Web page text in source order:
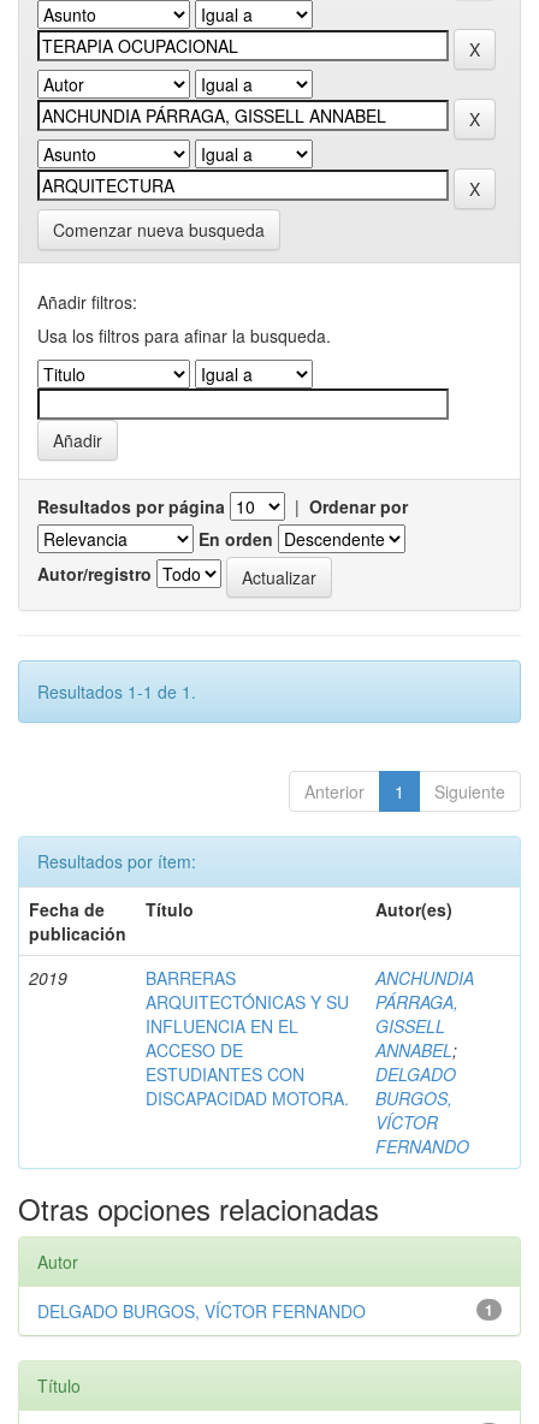
Comenzar nueva busqueda
Añadir filtros:
Usa los filtros para afinar la busqueda.
Resultados por página | Ordenar por
En orden
Autor/registro
Resultados 1-1 de 1.
Anterior 1 Siguiente
Resultados por ítem:
Fecha de
publicación
Título Autor(es)
2019
BARRERAS
ARQUITECTÓNICAS Y SU
INFLUENCIA EN EL
ACCESO DE
ESTUDIANTES CON
DISCAPACIDAD MOTORA.
ANCHUNDIA
PÁRRAGA,
GISSELL
ANNABEL;
DELGADO
BURGOS,
VÍCTOR
FERNANDO
Otras opciones relacionadas
Autor
1
DELGADO BURGOS, VÍCTOR FERNANDO
Título